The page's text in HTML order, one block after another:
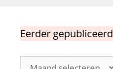
Eerder gepubliceerd